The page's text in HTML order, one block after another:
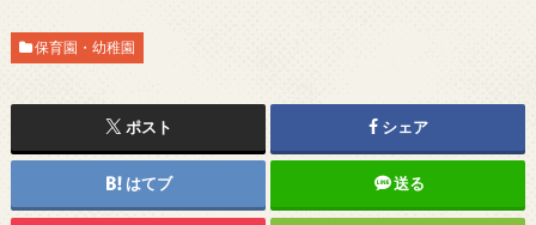
保育園・幼稚園
ポスト シェア
はてブ 送る